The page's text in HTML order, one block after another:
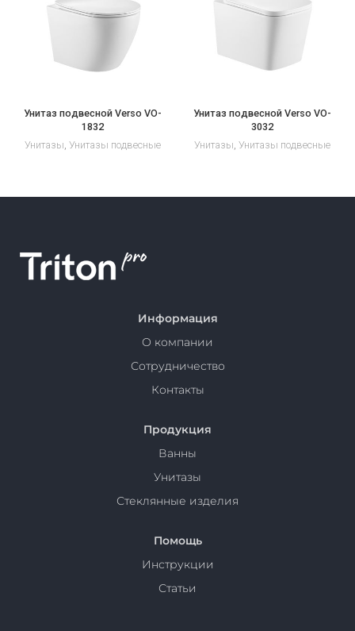
Унитаз подвесной Verso VO-
1832
Унитазы, Унитазы подвесные
Унитаз подвесной Verso VO-
3032
Унитазы, Унитазы подвесные
Информация
О компании
Сотрудничество
Контакты
Продукция
Ванны
Унитазы
Стеклянные изделия
Помощь
Инструкции
Статьи